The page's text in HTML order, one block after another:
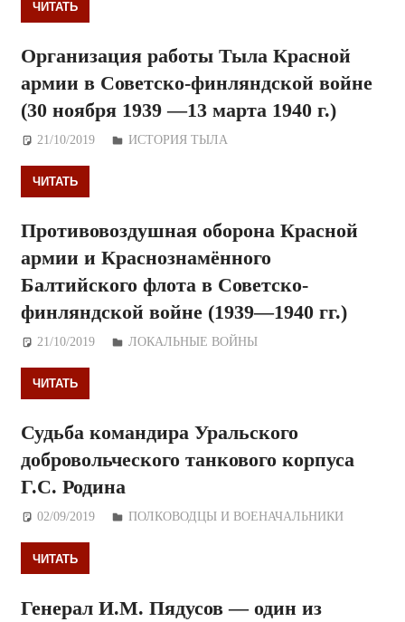
ЧИТАТЬ
Организация работы Тыла Красной
армии в Советско-финляндской войне
(30 ноября 1939 —13 марта 1940 г.)
21/10/2019 Дежурный по Редакции
ИСТОРИЯ ТЫЛА
ЧИТАТЬ
Противовоздушная оборона Красной
армии и Краснознамённого
Балтийского флота в Советско-
финляндской войне (1939—1940 гг.)
21/10/2019 Дежурный по Редакции
ЛОКАЛЬНЫЕ ВОЙНЫ
ЧИТАТЬ
Судьба командира Уральского
добровольческого танкового корпуса
Г.С. Родина
02/09/2019 Дежурный по Редакции
ПОЛКОВОДЦЫ И ВОЕНАЧАЛЬНИКИ
ЧИТАТЬ
Генерал И.М. Пядусов — один из